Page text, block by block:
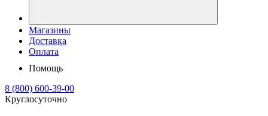
Магазины
Доставка
Оплата
Помощь
8 (800) 600-39-00
Круглосуточно